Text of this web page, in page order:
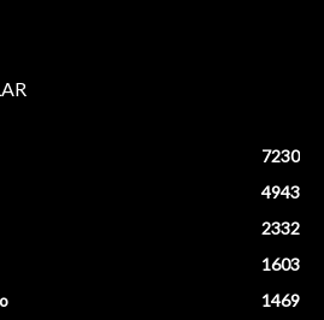
7230
4943
2332
1603
1469